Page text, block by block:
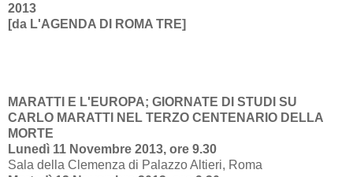
2013
[da L'AGENDA DI ROMA TRE]
MARATTI E L'EUROPA; GIORNATE DI STUDI SU
CARLO MARATTI NEL TERZO CENTENARIO DELLA
MORTE
Lunedì 11 Novembre 2013, ore 9.30
Sala della Clemenza di Palazzo Altieri, Roma